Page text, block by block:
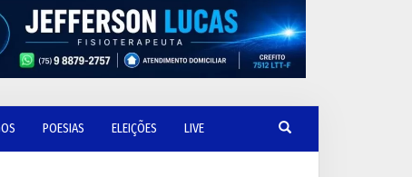
POESIAS ELEIÇÕES LIVE